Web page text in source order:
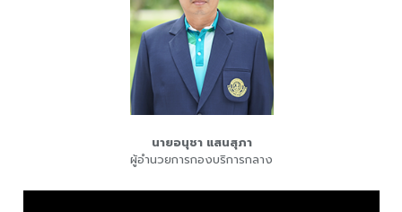
นายอนุชา แสนสุภา
ผู้อำนวยการกองบริการกลาง